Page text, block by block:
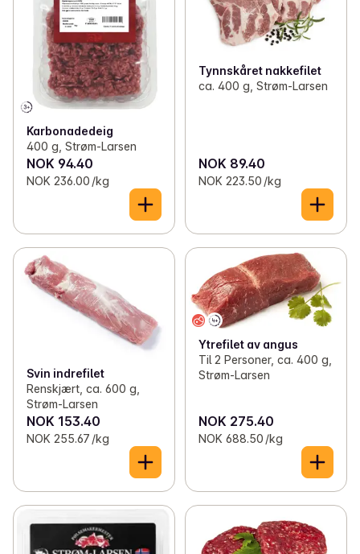
Karbonadedeig
400 g, Strøm-Larsen
NOK 94.40
NOK 236.00 /kg
Tynnskåret nakkefilet
ca. 400 g, Strøm-Larsen
NOK 89.40
NOK 223.50 /kg
Svin indrefilet
Renskjært, ca. 600 g,
Strøm-Larsen
NOK 153.40
NOK 255.67 /kg
Ytrefilet av angus
Til 2 Personer, ca. 400 g,
Strøm-Larsen
NOK 275.40
NOK 688.50 /kg